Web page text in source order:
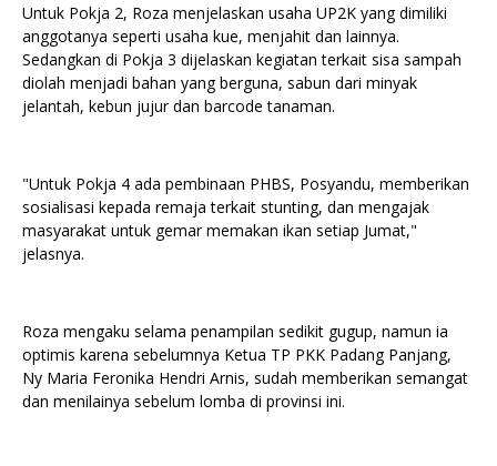
Untuk Pokja 2, Roza menjelaskan usaha UP2K yang dimiliki
anggotanya seperti usaha kue, menjahit dan lainnya.
Sedangkan di Pokja 3 dijelaskan kegiatan terkait sisa sampah
diolah menjadi bahan yang berguna, sabun dari minyak
jelantah, kebun jujur dan barcode tanaman.
"Untuk Pokja 4 ada pembinaan PHBS, Posyandu, memberikan
sosialisasi kepada remaja terkait stunting, dan mengajak
masyarakat untuk gemar memakan ikan setiap Jumat,"
jelasnya.
Roza mengaku selama penampilan sedikit gugup, namun ia
optimis karena sebelumnya Ketua TP PKK Padang Panjang,
Ny Maria Feronika Hendri Arnis, sudah memberikan semangat
dan menilainya sebelum lomba di provinsi ini.